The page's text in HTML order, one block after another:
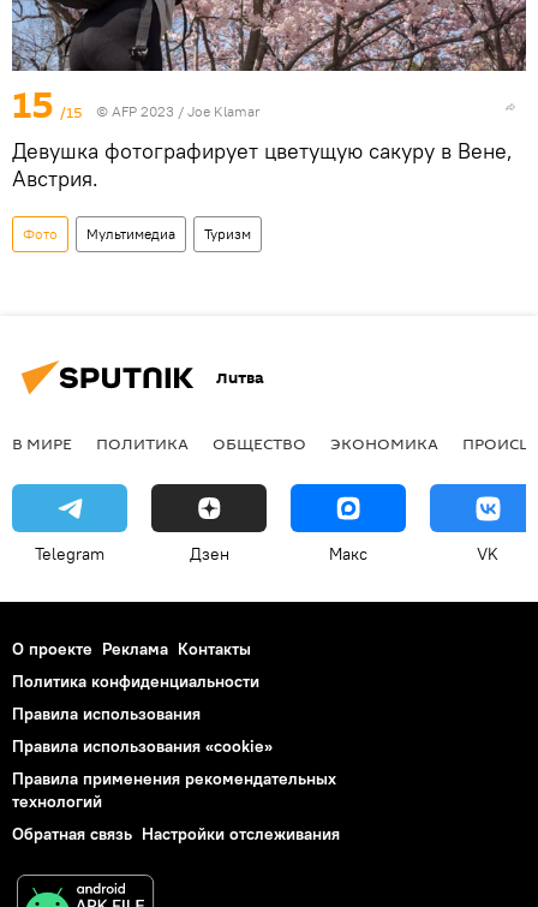
15 /15 © AFP 2023 / Joe Klamar
Девушка фотографирует цветущую сакуру в Вене,
Австрия.
Фото Мультимедиа Туризм
Литва
В МИРЕ ПОЛИТИКА ОБЩЕСТВО ЭКОНОМИКА
Telegram Дзен Макс VK
О проекте Реклама Контакты
Политика конфиденциальности
Правила использования
Правила использования «cookie»
Правила применения рекомендательных
технологий
Обратная связь Настройки отслеживания